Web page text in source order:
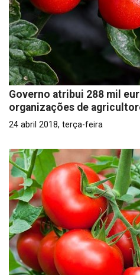
Governo atribui 288 mil
organizações de
24 abril 2018, terça-feira